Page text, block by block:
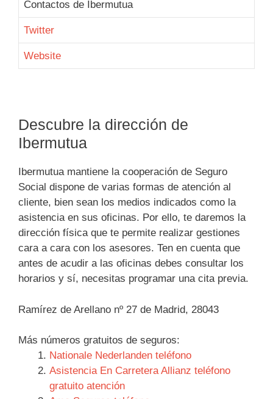
Contactos de Ibermutua
Twitter
Website
Descubre la dirección de
Ibermutua
Ibermutua mantiene la cooperación de Seguro
Social dispone de varias formas de atención al
cliente, bien sean los medios indicados como la
asistencia en sus oficinas. Por ello, te daremos la
dirección física que te permite realizar gestiones
cara a cara con los asesores. Ten en cuenta que
antes de acudir a las oficinas debes consultar los
horarios y sí, necesitas programar una cita previa.
Ramírez de Arellano nº 27 de Madrid, 28043
Más números gratuitos de seguros:
Nationale Nederlanden teléfono
Asistencia En Carretera Allianz teléfono
gratuito atención